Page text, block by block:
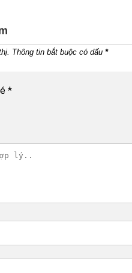
Thông tin bắt buộc có dấu *
*